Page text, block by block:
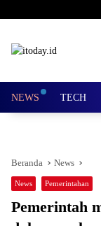
NEWS TECH
Beranda News
News Pemerintahan
Pemerintah